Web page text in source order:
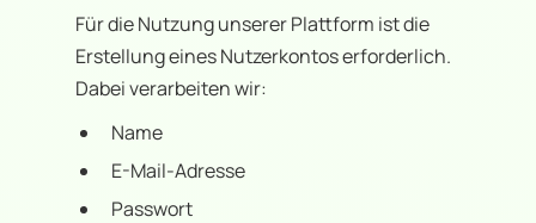
Für die Nutzung unserer Plattform ist die
Erstellung eines Nutzerkontos erforderlich.
Dabei verarbeiten wir:
Name
E-Mail-Adresse
Passwort